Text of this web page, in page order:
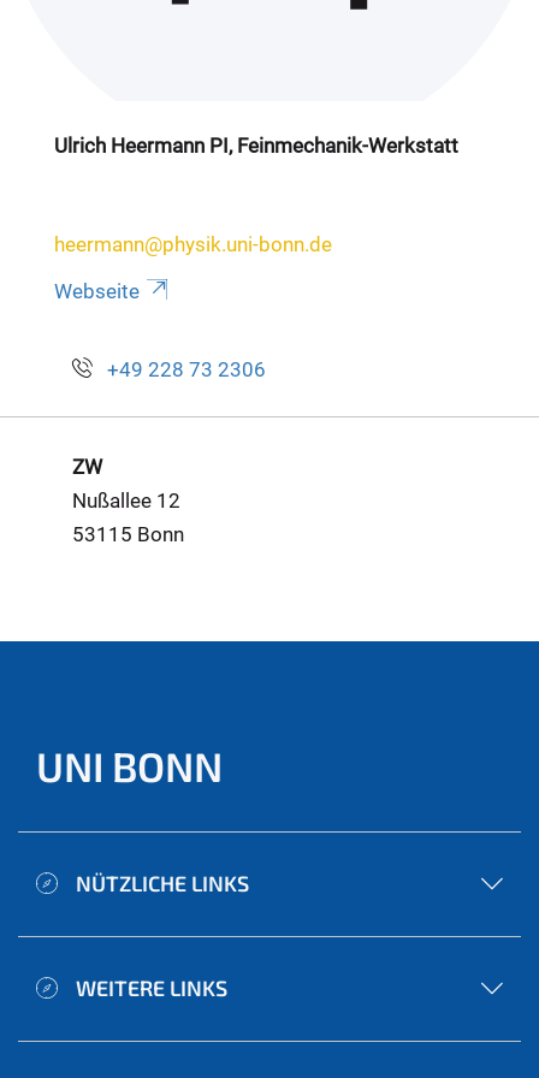
Ulrich Heermann PI, Feinmechanik-Werkstatt
heermann@physik.uni-bonn.de
Webseite
+49 228 73 2306
ZW
Nußallee 12
53115 Bonn
UNI BONN
NÜTZLICHE LINKS
WEITERE LINKS